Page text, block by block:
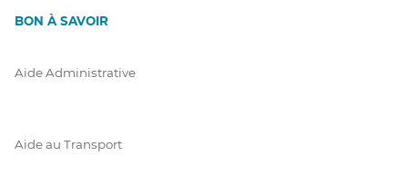
BON À SAVOIR
Aide Administrative
Aide au Transport